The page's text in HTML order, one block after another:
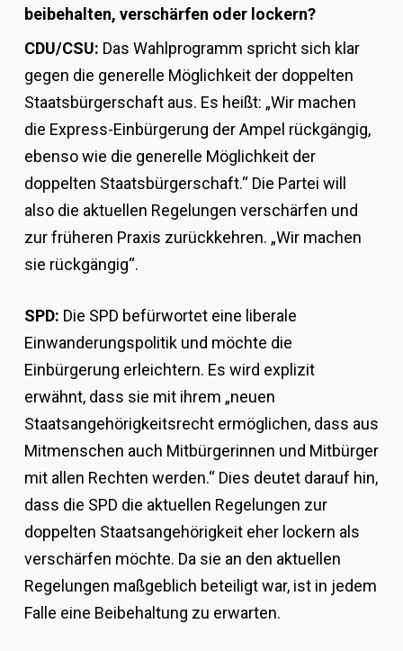
beibehalten, verschärfen oder lockern?
CDU/CSU: Das Wahlprogramm spricht sich klar
gegen die generelle Möglichkeit der doppelten
Staatsbürgerschaft aus. Es heißt: „Wir machen
die Express-Einbürgerung der Ampel rückgängig,
ebenso wie die generelle Möglichkeit der
doppelten Staatsbürgerschaft.“ Die Partei will
also die aktuellen Regelungen verschärfen und
zur früheren Praxis zurückkehren. „Wir machen
sie rückgängig“.
SPD: Die SPD befürwortet eine liberale
Einwanderungspolitik und möchte die
Einbürgerung erleichtern. Es wird explizit
erwähnt, dass sie mit ihrem „neuen
Staatsangehörigkeitsrecht ermöglichen, dass aus
Mitmenschen auch Mitbürgerinnen und Mitbürger
mit allen Rechten werden.“ Dies deutet darauf hin,
dass die SPD die aktuellen Regelungen zur
doppelten Staatsangehörigkeit eher lockern als
verschärfen möchte. Da sie an den aktuellen
Regelungen maßgeblich beteiligt war, ist in jedem
Falle eine Beibehaltung zu erwarten.